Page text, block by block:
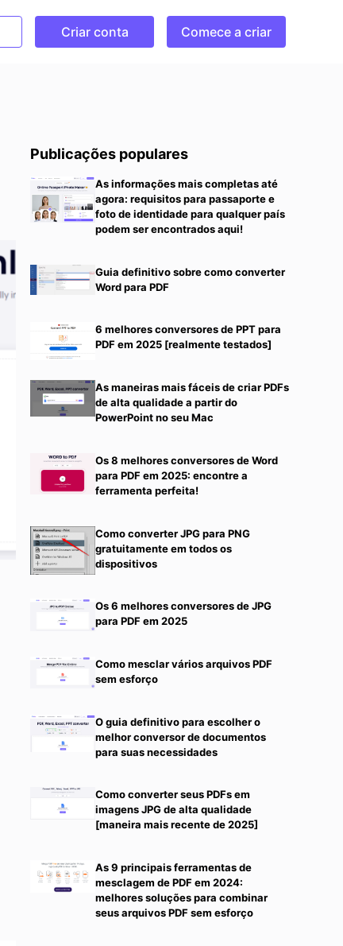
Criar conta Comece a criar
Publicações populares
As informações mais completas até
agora: requisitos para passaporte e
foto de identidade para qualquer país
podem ser encontrados aqui!
Guia definitivo sobre como converter
Word para PDF
6 melhores conversores de PPT para
PDF em 2025 [realmente testados]
As maneiras mais fáceis de criar PDFs
de alta qualidade a partir do
PowerPoint no seu Mac
Os 8 melhores conversores de Word
para PDF em 2025: encontre a
ferramenta perfeita!
Como converter JPG para PNG
gratuitamente em todos os
dispositivos
Os 6 melhores conversores de JPG
para PDF em 2025
Como mesclar vários arquivos PDF
sem esforço
O guia definitivo para escolher o
melhor conversor de documentos
para suas necessidades
Como converter seus PDFs em
imagens JPG de alta qualidade
[maneira mais recente de 2025]
As 9 principais ferramentas de
mesclagem de PDF em 2024:
melhores soluções para combinar
seus arquivos PDF sem esforço